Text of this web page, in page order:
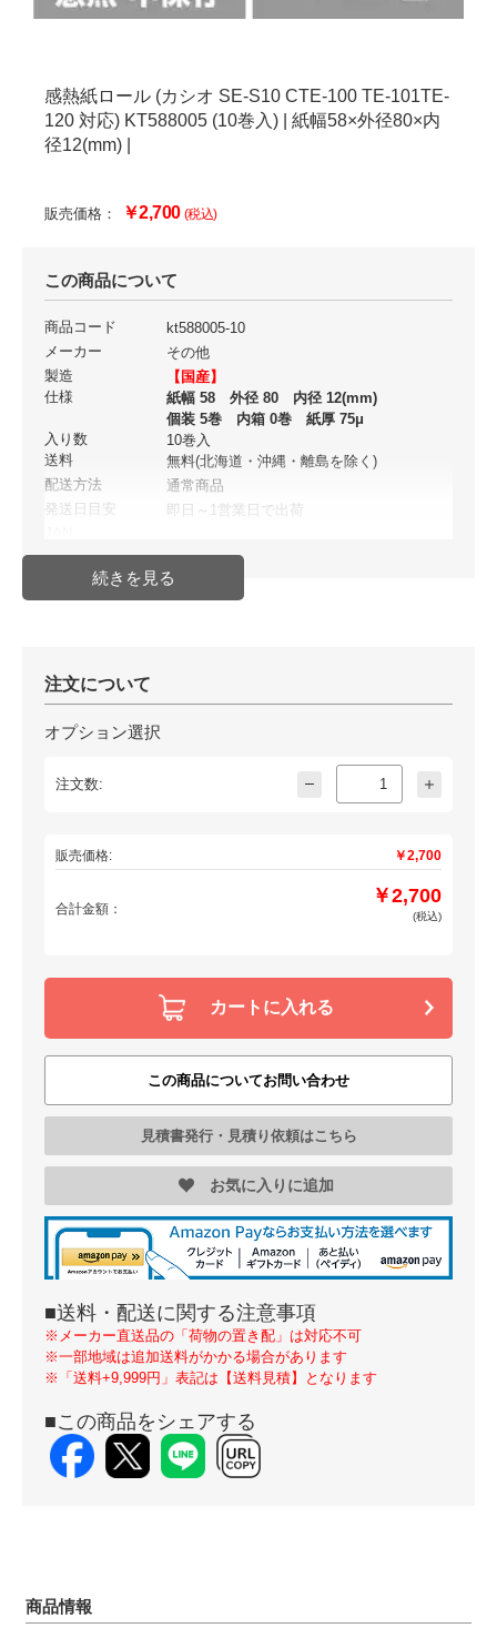
感熱紙ロール (カシオ SE-S10 CTE-100 TE-101TE-
120 対応) KT588005 (10巻入) | 紙幅58×外径80×内
径12(mm) |
販売価格： ￥2,700 (税込)
この商品について
商品コード
kt588005-10
メーカー
その他
製造
【国産】
仕様
紙幅 58 外径 80 内径 12(mm)
個装 5巻 内箱 0巻 紙厚 75μ
入り数
10巻入
送料
無料(北海道・沖縄・離島を除く)
配送方法
通常商品
発送日目安
即日～1営業日で出荷
注文について
オプション選択
注文数:
販売価格: ￥2,700
合計金額：
￥2,700
(税込)
カートに入れる
この商品についてお問い合わせ
見積書発行・見積り依頼はこちら
お気に入りに追加
■送料・配送に関する注意事項
※メーカー直送品の「荷物の置き配」は対応不可
※一部地域は追加送料がかかる場合があります
※「送料+9,999円」表記は【送料見積】となります
■この商品をシェアする
商品情報